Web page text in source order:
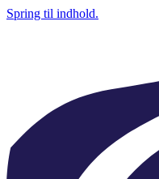
Spring til indhold.